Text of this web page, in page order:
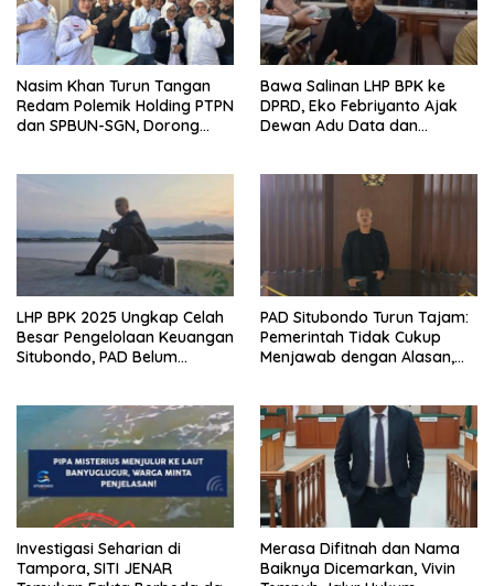
Nasim Khan Turun Tangan
Redam Polemik Holding PTPN
dan SPBUN-SGN, Dorong
Bawa Salinan LHP BPK ke
DPRD, Eko Febriyanto Ajak
Dewan Adu Data dan
LHP BPK 2025 Ungkap Celah
Besar Pengelolaan Keuangan
Situbondo, PAD Belum
PAD Situbondo Turun Tajam:
Pemerintah Tidak Cukup
Menjawab dengan Alasan,
Investigasi Seharian di
Tampora, SITI JENAR
Merasa Difitnah dan Nama
Baiknya Dicemarkan, Vivin